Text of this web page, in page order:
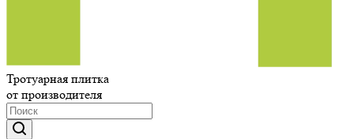
Тротуарная плитка
от производителя